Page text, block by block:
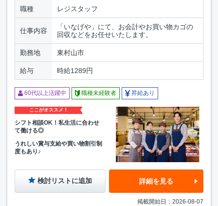
職種 レジスタッフ
仕事内容
「いなげや」にて、お会計やお買い物カゴの
回収などをお任せいたします。
勤務地 東村山市
給与 時給1289円
60代以上活躍中 職種未経験者 昇給あり
ここがオススメ！
シフト相談OK！私生活に合わせ
て働ける◎
うれしい賞与支給や買い物割引制
度もあり♪
検討リストに追加 詳細を見る
掲載開始日：2026-08-07